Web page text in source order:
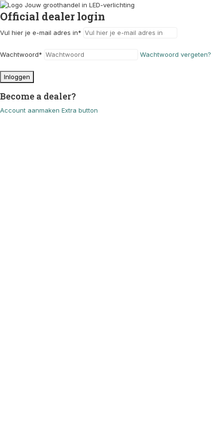
Official dealer login
Vul hier je e-mail adres in*
Wachtwoord* Wachtwoord vergeten?
Inloggen
Become a dealer?
Account aanmaken Extra button